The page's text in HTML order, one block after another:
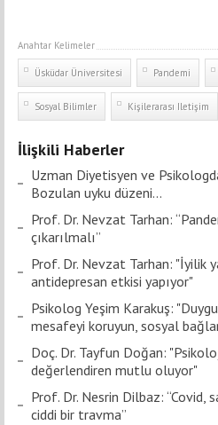
Anahtar Kelimeler
Üsküdar Üniversitesi Pandemi
Sosyal Bilimler Kişilerarası Iletişim
İlişkili Haberler
Uzman Diyetisyen ve
Bozulan uyku düzeni…
Prof. Dr. Nevzat Tarhan:
çıkarılmalı”
Prof. Dr. Nevzat Tarhan: "İyilik
antidepresan etkisi yapıyor"
Psikolog Yeşim Karakuş:
mesafeyi koruyun, sosyal
Doç. Dr. Tayfun Doğan:
değerlendiren mutlu oluyor"
Prof. Dr. Nesrin Dilbaz: “Covid,
ciddi bir travma”